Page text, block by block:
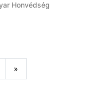
Honvédség
»Last